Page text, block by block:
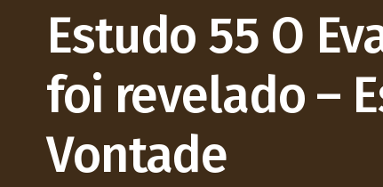
Estudo 55 O
foi revelado –
Vontade